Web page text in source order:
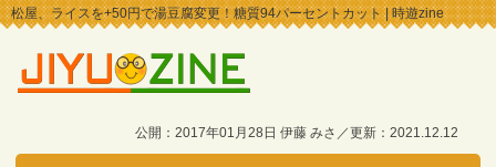
松屋、ライスを+50円で湯豆腐変更！糖質94パーセントカット | 時遊zine
公開：2017年01月28日 伊藤 みさ／更新：2021.12.12